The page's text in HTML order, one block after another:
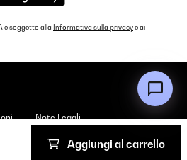
Aggiungi al carrello
e soggetto alla Informativa sulla privacye ai
Note Legali
rights reserved